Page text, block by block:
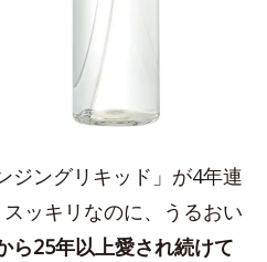
ジングリキッド」が4年連
ッキリなのに、うるおい
ら25年以上愛され続けて